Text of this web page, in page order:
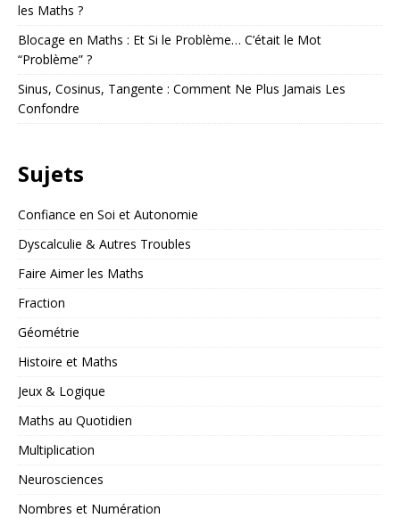
les Maths ?
Blocage en Maths : Et Si le Problème… C’était le Mot
“Problème” ?
Sinus, Cosinus, Tangente : Comment Ne Plus Jamais Les
Confondre
Sujets
Confiance en Soi et Autonomie
Dyscalculie & Autres Troubles
Faire Aimer les Maths
Fraction
Géométrie
Histoire et Maths
Jeux & Logique
Maths au Quotidien
Multiplication
Neurosciences
Nombres et Numération